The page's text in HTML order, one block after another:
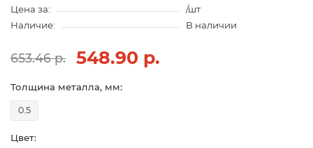
Цена за:
/шт
Наличие:
В наличии
653.46 р. 548.90 р.
Толщина металла, мм:
0.5
Цвет: